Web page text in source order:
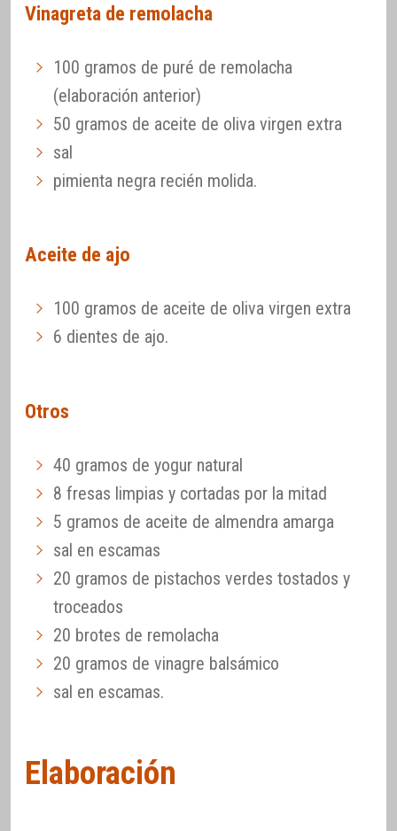
Vinagreta de remolacha
100 gramos de puré de remolacha
(elaboración anterior)
50 gramos de aceite de oliva virgen extra
sal
pimienta negra recién molida.
Aceite de ajo
100 gramos de aceite de oliva virgen extra
6 dientes de ajo.
Otros
40 gramos de yogur natural
8 fresas limpias y cortadas por la mitad
5 gramos de aceite de almendra amarga
sal en escamas
20 gramos de pistachos verdes tostados y
troceados
20 brotes de remolacha
20 gramos de vinagre balsámico
sal en escamas.
Elaboración